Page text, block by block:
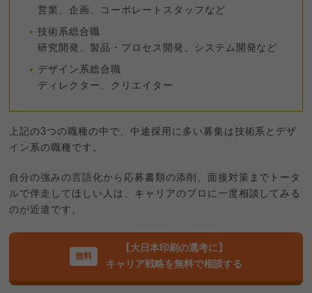
営業、企画、コーポレートスタッフなど
技術系総合職
研究開発、製品・プロセス開発、システム開発など
デザイン系総合職
ディレクター、クリエイター
上記の3つの職種の中で、中途採用に多い募集は技術系とデザ
イン系の職種です。
自分の強みの言語化から応募書類の添削、面接対策までトータ
ルで伴走してほしい人は、キャリアのプロに一度相談してみる
のが近道です。
【大日本印刷の選考に】
キャリア戦略を無料で相談する